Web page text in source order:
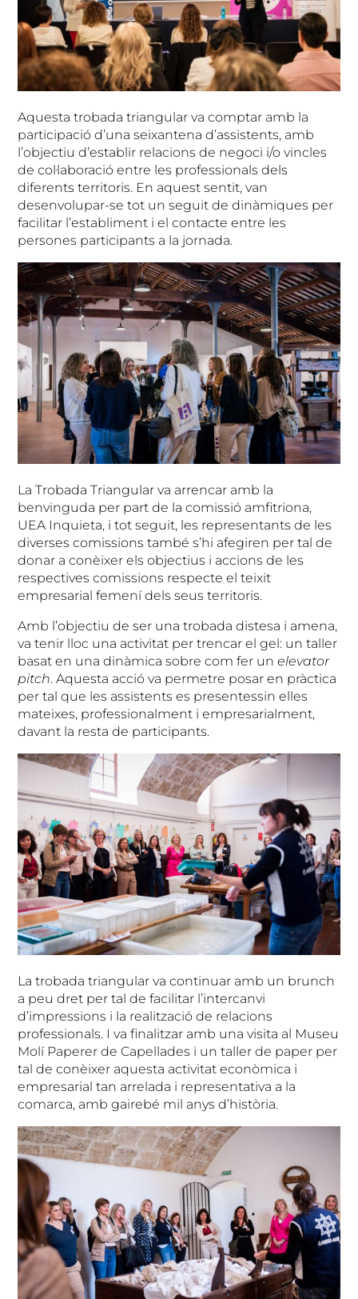
Aquesta trobada triangular va comptar amb la
participació d’una seixantena d’assistents, amb
l’objectiu d’establir relacions de negoci i/o vincles
de col·laboració entre les professionals dels
diferents territoris. En aquest sentit, van
desenvolupar-se tot un seguit de dinàmiques per
facilitar l’establiment i el contacte entre les
persones participants a la jornada.
La Trobada Triangular va arrencar amb la
benvinguda per part de la comissió amfitriona,
UEA Inquieta, i tot seguit, les representants de les
diverses comissions també s’hi afegiren per tal de
donar a conèixer els objectius i accions de les
respectives comissions respecte el teixit
empresarial femení dels seus territoris.
Amb l’objectiu de ser una trobada distesa i amena,
va tenir lloc una activitat per trencar el gel: un taller
basat en una dinàmica sobre com fer unelevator
pitch. Aquesta acció va permetre posar en pràctica
per tal que les assistents es presentessin elles
mateixes, professionalment i empresarialment,
davant la resta de participants.
La trobada triangular va continuar amb un brunch
a peu dret per tal de facilitar l’intercanvi
d’impressions i la realització de relacions
professionals. I va finalitzar amb una visita al Museu
Molí Paperer de Capellades i un taller de paper per
tal de conèixer aquesta activitat econòmica i
empresarial tan arrelada i representativa a la
comarca, amb gairebé mil anys d’història.